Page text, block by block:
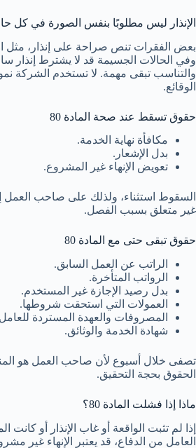
الإنذار ليس مطلوبًا بنفس الصورة في كل
بعض الفقرات تنص صراحة على إنذار، مثل
وفي الحالات الجسيمة قد لا يشترط إنذار
والتناسب تبقى مهمة. لا تستخدم الشركة
الوقائع.
حقوق تسقط عند صحة المادة 80
مكافأة نهاية الخدمة.
بدل الإشعار.
تعويض الإنهاء غير المشروع.
السقوط استثناء، ولذلك على صاحب العمل
غير متعلق بسبب الفصل.
حقوق تبقى حتى مع المادة 80
الراتب عن العمل السابق.
الرواتب المتأخرة.
بدل رصيد الإجازة غير المستخدم.
العمولات التي استحقت شروطها.
المصروفات والعهدة المستردة
شهادة الخدمة والوثائق.
تصفى خلال أسبوع لأن صاحب العمل هو
الحقوق بحجة التحقيق.
ماذا إذا فشلت المادة 80؟
إذا لم تثبت الواقعة أو غاب الإنذار أو كانت
العامل من الدفاع، قد يعتبر الإنهاء غير